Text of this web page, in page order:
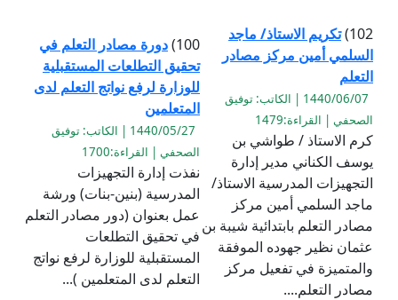
102) تكريم الاستاذ/ ماجد
السلمي أمين مركز مصادر
التعلم
1440/06/07 | الكاتب: توفيق
الصحفي | القراءة:1479
كرم الاستاذ / طواشي بن
يوسف الكناني مدير إدارة
التجهيزات المدرسية الاستاذ/
ماجد السلمي أمين مركز
مصادر التعلم بابتدائية شيبة بن
عثمان نظير جهوده الموفقة
والمتميزة في تفعيل مركز
مصادر التعلم....
100) دورة مصادر التعلم في
تحقيق التطلعات المستقبلية
للوزارة لرفع نواتج التعلم لدى
المتعلمين
1440/05/27 | الكاتب: توفيق
الصحفي | القراءة:1700
نفذت إدارة التجهيزات
المدرسية (بنين-بنات) ورشة
عمل بعنوان (دور مصادر التعلم
في تحقيق التطلعات
المستقبلية للوزارة لرفع نواتج
التعلم لدى المتعلمين )...